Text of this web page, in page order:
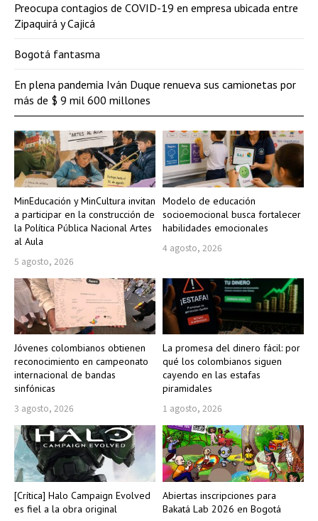
MinEducación y MinCultura invitan
a participar en la construcción de
la Política Pública Nacional Artes
al Aula
5 agosto, 2026
Modelo de educación
socioemocional busca fortalecer
habilidades emocionales
4 agosto, 2026
Jóvenes colombianos obtienen
reconocimiento en campeonato
internacional de bandas
sinfónicas
3 agosto, 2026
La promesa del dinero fácil: por
qué los colombianos siguen
cayendo en las estafas
piramidales
1 agosto, 2026
[Crítica] Halo Campaign Evolved
es fiel a la obra original
Abiertas inscripciones para
Bakatá Lab 2026 en Bogotá
Preocupa contagios de COVID-19 en empresa ubicada entre
Zipaquirá y Cajicá
Bogotá fantasma
En plena pandemia Iván Duque renueva sus camionetas por
más de $ 9 mil 600 millones